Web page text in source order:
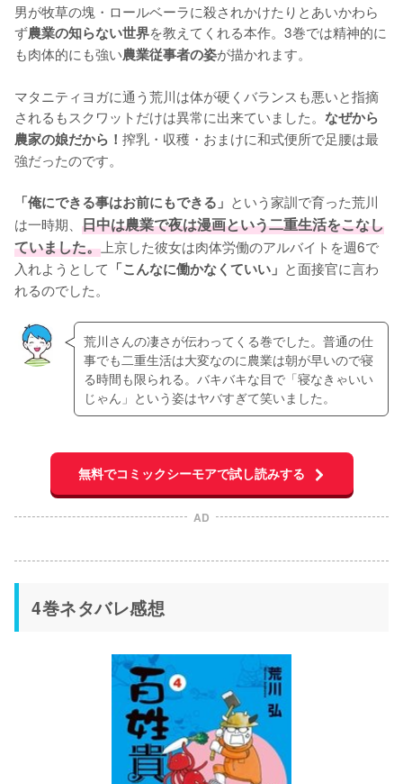
男が牧草の塊・ロールベーラに殺されかけたりとあいかわら
ず農業の知らない世界を教えてくれる本作。3巻では精神的に
も肉体的にも強い農業従事者の姿が描かれます。
マタニティヨガに通う荒川は体が硬くバランスも悪いと指摘
されるもスクワットだけは異常に出来ていました。 なぜから
農家の娘だから！ 搾乳・収穫・おまけに和式便所で足腰は最
強だったのです。
「俺にできる事はお前にもできる」 という家訓で育った荒川
は一時期、 日中は農業で夜は漫画という二重生活をこなし
ていました。 上京した彼女は肉体労働のアルバイトを週6で
入れようとして 「こんなに働かなくていい」 と面接官に言わ
れるのでした。
荒川さんの凄さが伝わってくる巻でした。普通の仕
事でも二重生活は大変なのに農業は朝が早いので寝
る時間も限られる。バキバキな目で「寝なきゃいい
じゃん」という姿はヤバすぎて笑いました。
無料でコミックシーモアで試し読みする
AD
4巻ネタバレ感想